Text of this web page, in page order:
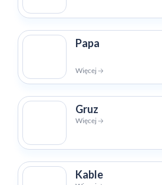
Papa
Więcej 🡢
Gruz
Więcej 🡢
Kable